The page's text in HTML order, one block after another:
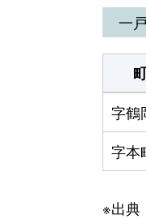
一
字鶴
字本
※出典